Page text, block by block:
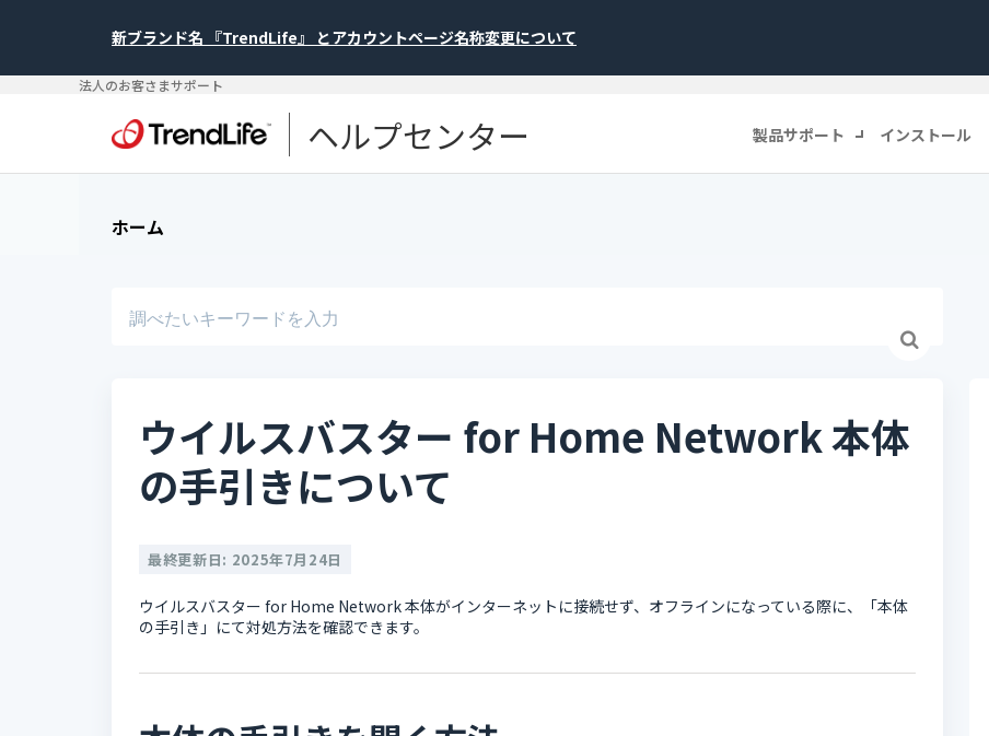
新ブランド名 『TrendLife』 とアカウントページ名称変更について
法人のお客さまサポート
ヘルプセンター 製品サポート インストール
ホーム
ウイルスバスター for Home Network 本体
の手引きについて
最終更新日: 2025年7月24日
ウイルスバスター for Home Network 本体がインターネットに接続せず、オフラインになっている際に、「本体
の手引き」にて対処方法を確認できます。